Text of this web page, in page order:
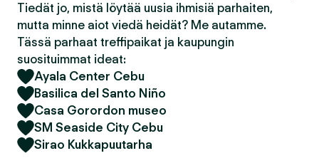
Tiedät jo, mistä löytää uusia ihmisiä parhaiten,
mutta minne aiot viedä heidät? Me autamme.
Tässä parhaat treffipaikat ja kaupungin
suosituimmat ideat:
Ayala Center Cebu
Basilica del Santo Niño
Casa Gorordon museo
SM Seaside City Cebu
Sirao Kukkapuutarha